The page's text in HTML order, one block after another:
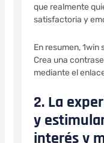
que realmente
satisfactoria y
En resumen,
Crea una
mediante el
2. La
y
interés y